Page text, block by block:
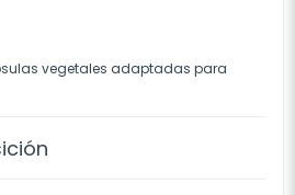
vegetales adaptadas para